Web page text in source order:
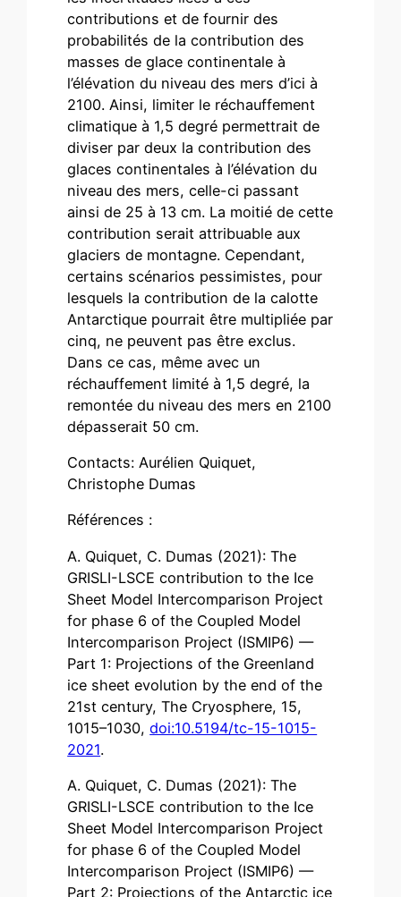
contributions et de fournir des
probabilités de la contribution des
masses de glace continentale à
l’élévation du niveau des mers d’ici à
2100. Ainsi, limiter le réchauffement
climatique à 1,5 degré permettrait de
diviser par deux la contribution des
glaces continentales à l’élévation du
niveau des mers, celle-ci passant
ainsi de 25 à 13 cm. La moitié de cette
contribution serait attribuable aux
glaciers de montagne. Cependant,
certains scénarios pessimistes, pour
lesquels la contribution de la calotte
Antarctique pourrait être multipliée par
cinq, ne peuvent pas être exclus.
Dans ce cas, même avec un
réchauffement limité à 1,5 degré, la
remontée du niveau des mers en 2100
dépasserait 50 cm.
Contacts: Aurélien Quiquet,
Christophe Dumas
Références :
A. Quiquet, C. Dumas (2021): The
GRISLI-LSCE contribution to the Ice
Sheet Model Intercomparison Project
for phase 6 of the Coupled Model
Intercomparison Project (ISMIP6) —
Part 1: Projections of the Greenland
ice sheet evolution by the end of the
21st century, The Cryosphere, 15,
1015–1030,doi:10.5194/tc-15-1015-
2021.
A. Quiquet, C. Dumas (2021): The
GRISLI-LSCE contribution to the Ice
Sheet Model Intercomparison Project
for phase 6 of the Coupled Model
Intercomparison Project (ISMIP6) —
Part 2: Projections of the Antarctic ice